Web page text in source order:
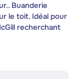
Buanderie
le toit. Idéal pour
recherchant